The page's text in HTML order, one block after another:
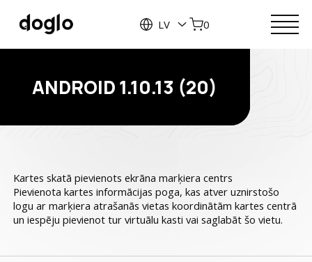
LV 0
ANDROID 1.10.13 (20)
Kartes skatā pievienots ekrāna marķiera centrs
Pievienota kartes informācijas poga, kas atver uznirstošo
logu ar marķiera atrašanās vietas koordinātām kartes centrā
un iespēju pievienot tur virtuālu kasti vai saglabāt šo vietu.